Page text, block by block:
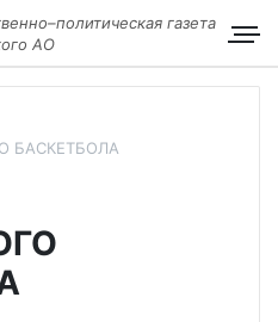
газета
АО
БАСКЕТБОЛА